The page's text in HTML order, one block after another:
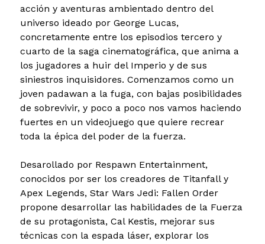
acción y aventuras ambientado dentro del
universo ideado por George Lucas,
concretamente entre los episodios tercero y
cuarto de la saga cinematográfica, que anima a
los jugadores a huir del Imperio y de sus
siniestros inquisidores. Comenzamos como un
joven padawan a la fuga, con bajas posibilidades
de sobrevivir, y poco a poco nos vamos haciendo
fuertes en un videojuego que quiere recrear
toda la épica del poder de la fuerza.
Desarollado por Respawn Entertainment,
conocidos por ser los creadores de Titanfall y
Apex Legends, Star Wars Jedi: Fallen Order
propone desarrollar las habilidades de la Fuerza
de su protagonista, Cal Kestis, mejorar sus
técnicas con la espada láser, explorar los